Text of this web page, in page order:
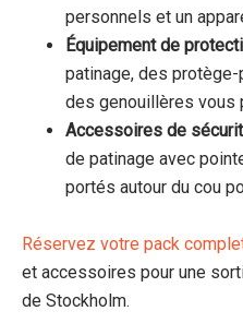
personnels et un
Équipement de
patinage, des
des genouillères vous
Accessoires de
de patinage avec
portés autour du cou
Réservez votre pack
et accessoires pour une
de Stockholm.